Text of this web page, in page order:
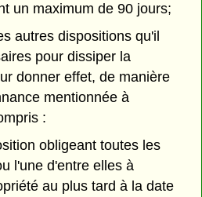
un maximum de 90 jours;
autres dispositions qu'il
pour dissiper la
donner effet, de manière
mentionnée à
:
obligeant toutes les
l'une d'entre elles à
au plus tard à la date